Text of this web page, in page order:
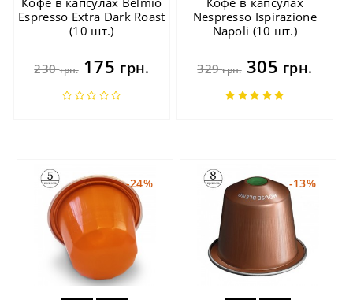
Espresso Extra Dark Roast
(10 шт.)
230грн.175 грн.
Nespresso Ispirazione
Napoli (10 шт.)
329грн.305 грн.
-24% -13%